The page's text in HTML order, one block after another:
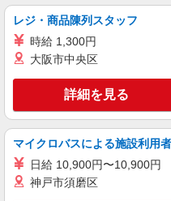
コンパスグループ・ジャパン株
分単位で別
ＪＣＨ
高砂町11-17）
キープ
アルバイト パート
コンパスグループ・ジャパン株
レジ・商品陳列スタッフ
時給 1,300円
大阪市中央区
詳細を見る
マイクロバスによる施設利用
日給 10,900円〜10,900円
神戸市須磨区